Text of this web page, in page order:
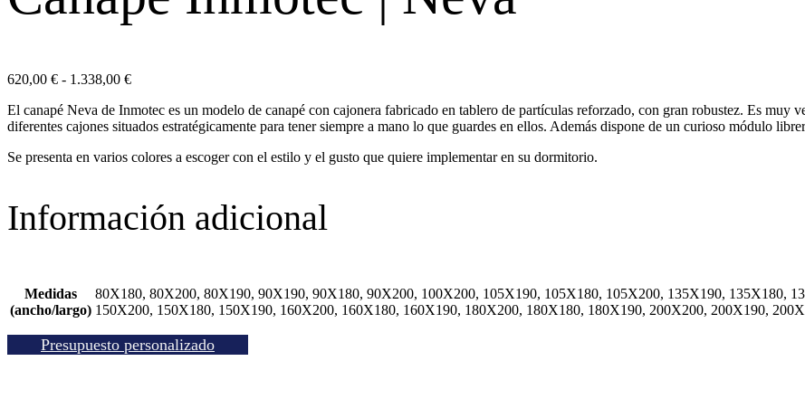
620,00 € - 1.338,00 €Rango
precios:
desde
hasta
El canapé Neva de Inmotec es un modelo de canapé con cajonera fabricado en tablero de partículas reforzado, con gran robustez. Es muy
diferentes cajones situados estratégicamente para tener siempre a mano lo que guardes en ellos. Además dispone de un curioso módulo
Se presenta en varios colores a escoger con el estilo y el gusto que quiere implementar en su dormitorio.
Información adicional
Medidas
(ancho/largo)
80X180, 80X200, 80X190, 90X190, 90X180, 90X200, 100X200, 105X190, 105X180, 105X200, 135X190, 135X180,
150X200, 150X180, 150X190, 160X200, 160X180, 160X190, 180X200, 180X180, 180X190, 200X200, 200X190,
Presupuesto personalizado